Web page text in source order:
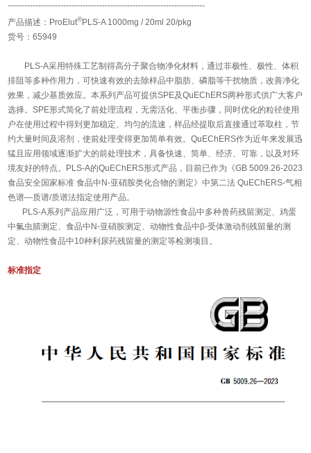
-----------------------------------------------------------------------
产品描述：ProElut®PLS-A 1000mg / 20ml 20/pkg
货号：65949
PLS-A采用特殊工艺制得高分子聚合物净化材料，通过非极性、极性、体积
排阻等多种作用力，可快速有效的去除样品中脂肪、磷脂等干扰物质，改善净化
效果，减少基质效应。本系列产品可提供SPE及QuEChERS两种形式供广大客户
选择。SPE形式简化了前处理流程，无需活化、平衡步骤，同时优化的粒径使用
户在使用过程中得到更加稳定、均匀的流速，样品经提取后直接通过萃取柱，节
约大量时间及溶剂，使前处理变得更加简单有效。QuEChERS作为近年来发展迅
猛且应用领域逐渐扩大的前处理技术，具备快速、简单、经济、可靠，以及对环
境友好的特点。PLS-A的QuEChERS形式产品，目前已作为《GB 5009.26-2023
食品安全国家标准 食品中N-亚硝胺类化合物的测定》中第二法 QuEChERS-气相
色谱—质谱/质谱法指定使用产品。
PLS-A系列产品应用广泛，可用于动物源性食品中多种兽药残留测定、鸡蛋
中氟虫腈测定、食品中N-亚硝胺测定、动物性食品中β-受体激动剂残留量的测
定、动物性食品中10种利尿药残留量的测定等检测项目。
标准指定